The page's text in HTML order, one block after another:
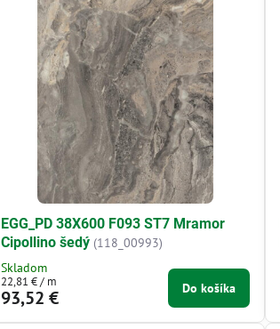
EGG_PD 38X600 F093 ST7 Mramor
Cipollino šedý (118_00993)
Skladom
93,52 €
22,81 €/ m Do košíka